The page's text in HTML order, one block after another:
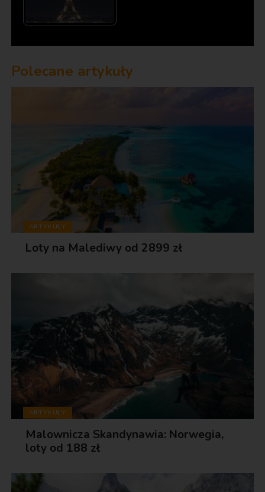
Polecane artykuły
ARTYKUŁY
Loty na Malediwy od 2899 zł
ARTYKUŁY
Malownicza Skandynawia: Norwegia,
loty od 188 zł